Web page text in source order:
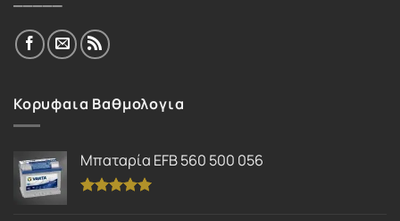
Κορυφαια Βαθμολογια
Μπαταρία EFB 560 500 056